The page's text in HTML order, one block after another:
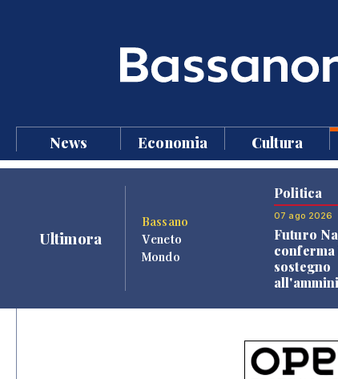
News Economia Cultura
Ultimora
Bassano
Veneto
Mondo
Politica
07 ago 2026
Futuro
conferma
sostegno